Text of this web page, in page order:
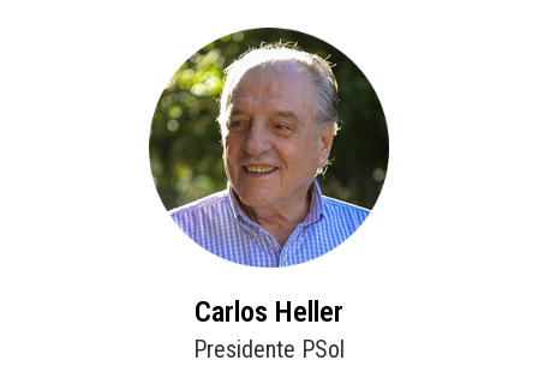
Carlos Heller
Presidente PSol